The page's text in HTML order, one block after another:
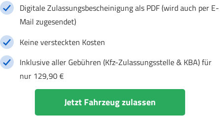
Digitale Zulassungsbescheinigung als PDF (wird auch per E-
Mail zugesendet)
Keine versteckten Kosten
Inklusive aller Gebühren (Kfz-Zulassungsstelle & KBA) für
nur 129,90 €
Jetzt Fahrzeug zulassen